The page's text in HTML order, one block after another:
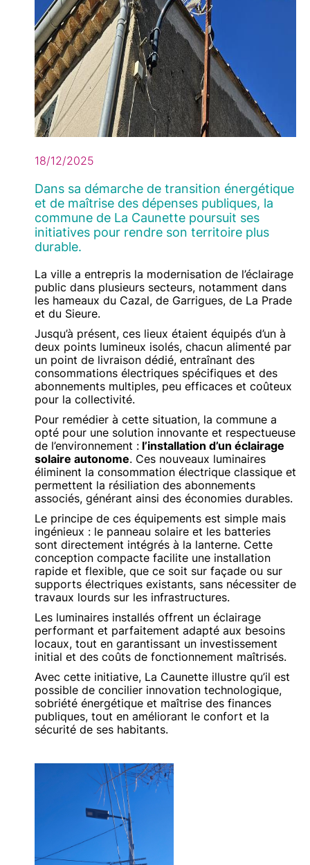
18/12/2025
Dans sa démarche de transition énergétique
et de maîtrise des dépenses publiques, la
commune de La Caunette poursuit ses
initiatives pour rendre son territoire plus
durable.
Contenu
Texte
La ville a entrepris la modernisation de l’éclairage
public dans plusieurs secteurs, notamment dans
les hameaux du Cazal, de Garrigues, de La Prade
et du Sieure.
Jusqu’à présent, ces lieux étaient équipés d’un à
deux points lumineux isolés, chacun alimenté par
un point de livraison dédié, entraînant des
consommations électriques spécifiques et des
abonnements multiples, peu efficaces et coûteux
pour la collectivité.
Pour remédier à cette situation, la commune a
opté pour une solution innovante et respectueuse
de l’environnement : l’installation d’un éclairage
solaire autonome. Ces nouveaux luminaires
éliminent la consommation électrique classique et
permettent la résiliation des abonnements
associés, générant ainsi des économies durables.
Le principe de ces équipements est simple mais
ingénieux : le panneau solaire et les batteries
sont directement intégrés à la lanterne. Cette
conception compacte facilite une installation
rapide et flexible, que ce soit sur façade ou sur
supports électriques existants, sans nécessiter de
travaux lourds sur les infrastructures.
Les luminaires installés offrent un éclairage
performant et parfaitement adapté aux besoins
locaux, tout en garantissant un investissement
initial et des coûts de fonctionnement maîtrisés.
Avec cette initiative, La Caunette illustre qu’il est
possible de concilier innovation technologique,
sobriété énergétique et maîtrise des finances
publiques, tout en améliorant le confort et la
sécurité de ses habitants.